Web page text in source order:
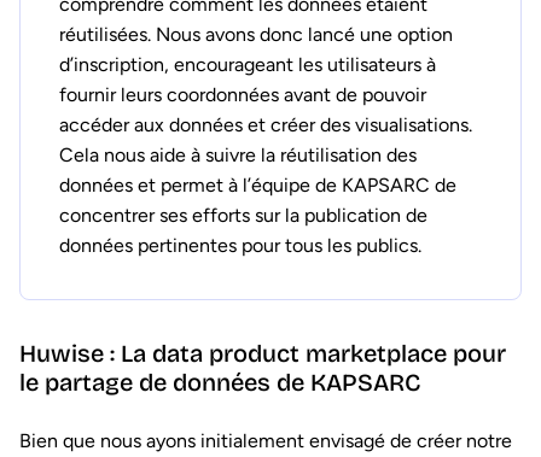
réutilisées. Nous avons donc lancé une option
d’inscription, encourageant les utilisateurs à
fournir leurs coordonnées avant de pouvoir
accéder aux données et créer des visualisations.
Cela nous aide à suivre la réutilisation des
données et permet à l’équipe de KAPSARC de
concentrer ses efforts sur la publication de
données pertinentes pour tous les publics.
Huwise : La data product marketplace pour
le partage de données de KAPSARC
Bien que nous ayons initialement envisagé de créer notre